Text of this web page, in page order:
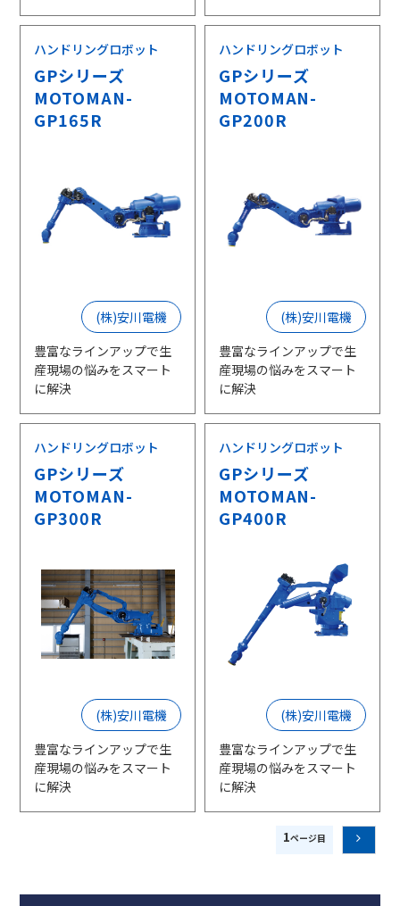
ハンドリングロボット
GPシリーズ
MOTOMAN-
GP165R
(株)安川電機
豊富なラインアップで生
産現場の悩みをスマート
に解決
ハンドリングロボット
GPシリーズ
MOTOMAN-
GP200R
(株)安川電機
豊富なラインアップで生
産現場の悩みをスマート
に解決
ハンドリングロボット
GPシリーズ
MOTOMAN-
GP300R
(株)安川電機
豊富なラインアップで生
産現場の悩みをスマート
に解決
ハンドリングロボット
GPシリーズ
MOTOMAN-
GP400R
(株)安川電機
豊富なラインアップで生
産現場の悩みをスマート
に解決
1